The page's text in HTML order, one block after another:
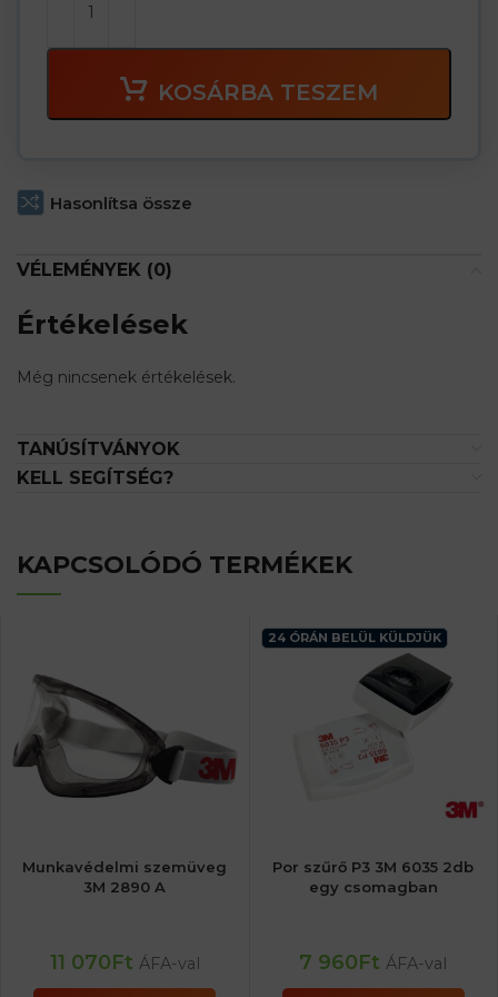
KOSÁRBA TESZEM
Hasonlítsa össze
VÉLEMÉNYEK (0)
Értékelések
Még nincsenek értékelések.
TANÚSÍTVÁNYOK
KELL SEGÍTSÉG?
KAPCSOLÓDÓ TERMÉKEK
Munkavédelmi szemüveg
3M 2890 A
11 070Ft ÁFA-val
24 ÓRÁN BELÜL KÜLDJÜK
Por szűrő P3 3M 6035 2db
egy csomagban
7 960Ft ÁFA-val